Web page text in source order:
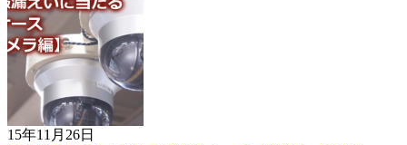
15年11月26日